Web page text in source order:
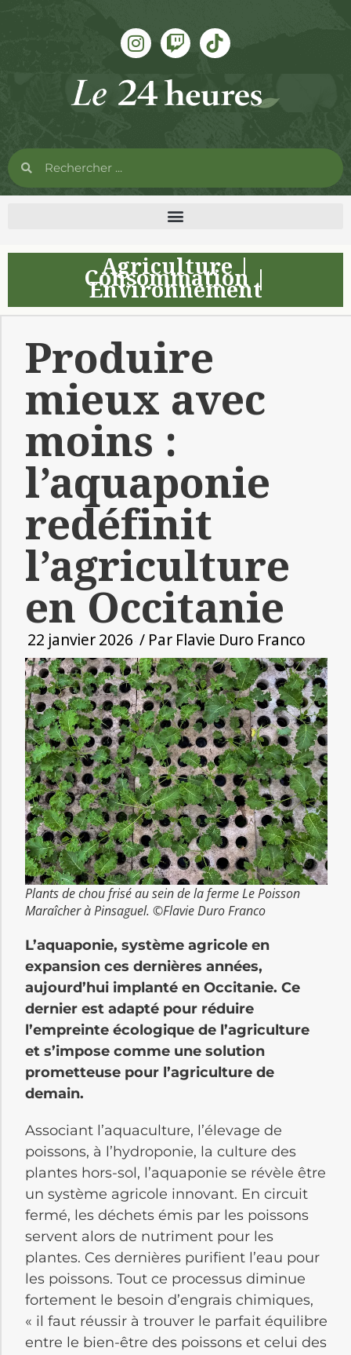
Agriculture|
Consommation|
Environnement
Produire
mieux avec
moins :
l’aquaponie
redéfinit
l’agriculture
en Occitanie
22 janvier 2026 / Par Flavie Duro Franco
Plants de chou frisé au sein de la ferme Le Poisson
Maraîcher à Pinsaguel. ©Flavie Duro Franco
L’aquaponie, système agricole en
expansion ces dernières années,
aujourd’hui implanté en Occitanie. Ce
dernier est adapté pour réduire
l’empreinte écologique de l’agriculture
et s’impose comme une solution
prometteuse pour l’agriculture de
demain.
Associant l’aquaculture, l’élevage de
poissons, à l’hydroponie, la culture des
plantes hors-sol, l’aquaponie se révèle être
un système agricole innovant. En circuit
fermé, les déchets émis par les poissons
servent alors de nutriment pour les
plantes. Ces dernières purifient l’eau pour
les poissons. Tout ce processus diminue
fortement le besoin d’engrais chimiques,
« il faut réussir à trouver le parfait équilibre
entre le bien-être des poissons et celui des